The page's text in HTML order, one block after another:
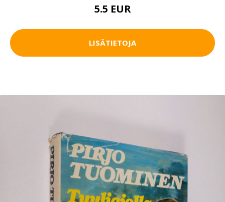
5.5 EUR
LISÄTIETOJA